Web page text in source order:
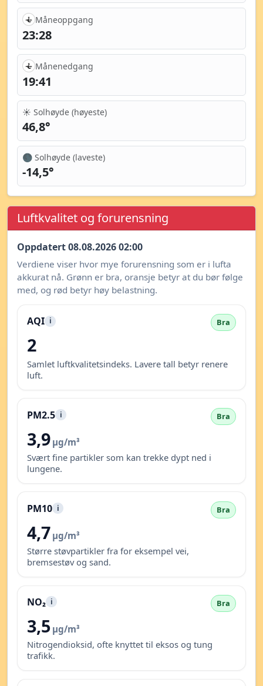
Måneoppgang
23:28
Månenedgang
19:41
☀️ Solhøyde (høyeste)
46,8°
🌑 Solhøyde (laveste)
-14,5°
Luftkvalitet og forurensning
Oppdatert 08.08.2026 02:00
Verdiene viser hvor mye forurensning som er i lufta
akkurat nå. Grønn er bra, oransje betyr at du bør følge
med, og rød betyr høy belastning.
AQI i Bra
2
Samlet luftkvalitetsindeks. Lavere tall betyr renere
luft.
PM2.5 i Bra
3,9 µg/m³
Svært fine partikler som kan trekke dypt ned i
lungene.
PM10 i Bra
4,7 µg/m³
Større støvpartikler fra for eksempel vei,
bremsestøv og sand.
NO₂ i Bra
3,5 µg/m³
Nitrogendioksid, ofte knyttet til eksos og tung
trafikk.